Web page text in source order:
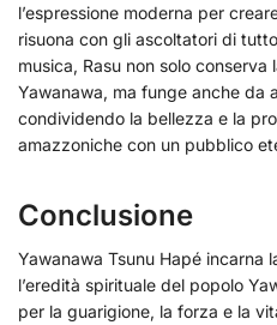
l’espressione moderna per
risuona con gli ascoltatori di
musica, Rasu non solo
Yawanawa, ma funge anche da
condividendo la bellezza e la
amazzoniche con un pubblico
Conclusione
Yawanawa Tsunu Hapé incarna
l’eredità spirituale del popolo
per la guarigione, la forza e la